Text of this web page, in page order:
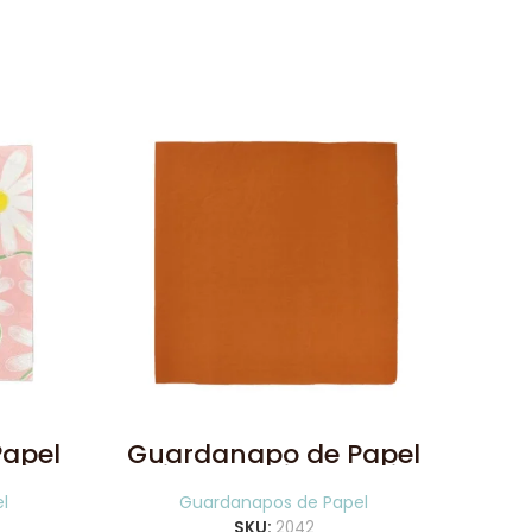
Guardanapo de Papel
Liso Laranja 20 Uni
Guardanapos de Papel
SKU: 2042